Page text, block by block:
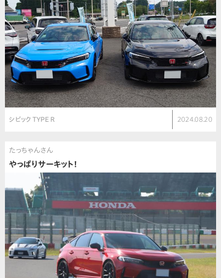
シビック TYPE R 2024.08.20
たっちゃんさん
やっぱりサーキット！